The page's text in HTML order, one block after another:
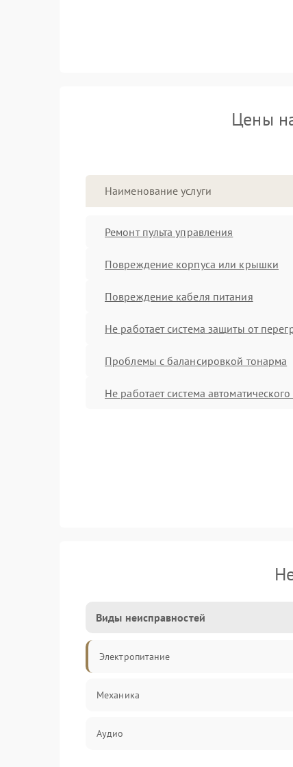
Цены
Наименование услуги
Ремонт пульта управления
Повреждение корпуса или крышки
Повреждение кабеля питания
Не работает система защиты от
Проблемы с балансировкой тонарма
Не работает система автоматического
Виды неисправностей
Электропитание
Механика
Аудио